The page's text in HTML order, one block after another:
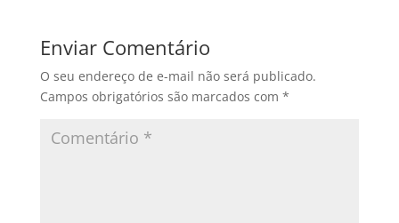
Enviar Comentário
O seu endereço de e-mail não será publicado.
Campos obrigatórios são marcados com *